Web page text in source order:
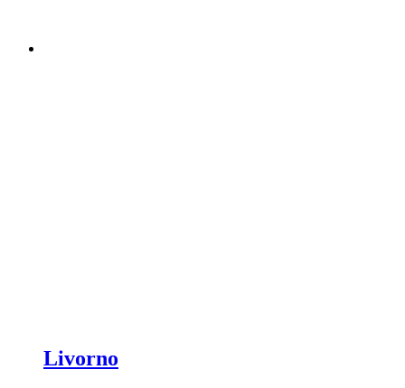
Livorno